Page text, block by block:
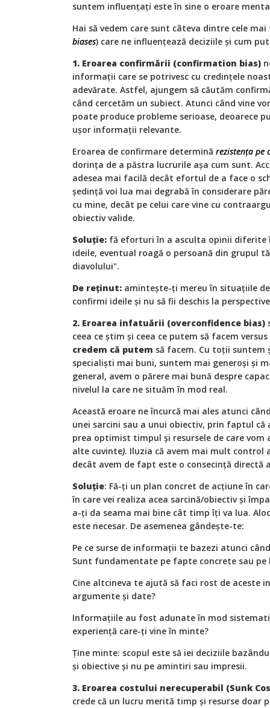
suntem influențați este în sine o eroare
Hai să vedem care sunt câteva dintre cele
biases) care ne influențează deciziile și cum
1. Eroarea confirmării (confirmation bias)
informații care se potrivesc cu credințele
adevărate. Astfel, ajungem să căutăm
când cercetăm un subiect. Atunci când vine
poate produce probleme serioase, deoarece
ușor informații relevante.
Eroarea de confirmare determină rezistența pe
dorința de a păstra lucrurile așa cum sunt.
adesea mai facilă decât efortul de a face o
ședință voi lua mai degrabă în considerare
cu mine, decât pe celui care vine cu
obiectiv valide.
Soluție: fă eforturi în a asculta opinii diferite
ideile, eventual roagă o persoană din grupul
diavolului".
De reținut: amintește-ți mereu în situațiile
confirmi ideile și nu să fii deschis la
2. Eroarea infatuării (overconfidence bias)
ceea ce știm și ceea ce putem să facem
credem că putem să facem. Cu toții
specialiști mai buni, suntem mai generoși și
general, avem o părere mai bună despre
nivelul la care ne situăm în mod real.
Această eroare ne încurcă mai ales atunci
unei sarcini sau a unui obiectiv, prin faptul
prea optimist timpul și resursele de care vom
alte cuvinte). Iluzia că avem mai mult control
decât avem de fapt este o consecință directă
Soluție: Fă-ți un plan concret de acțiune în
în care vei realiza acea sarcină/obiectiv și
a-ți da seama mai bine cât timp îți va lua.
este necesar. De asemenea gândește-te:
Pe ce surse de informații te bazezi atunci
Sunt fundamentate pe fapte concrete sau pe
Cine altcineva te ajută să faci rost de aceste
argumente și date?
Informațiile au fost adunate în mod
experiență care-ți vine în minte?
Ține minte: scopul este să iei deciziile
și obiective și nu pe amintiri sau impresii.
3. Eroarea costului nerecuperabil (Sunk
crede că un lucru merită timp și resurse doar